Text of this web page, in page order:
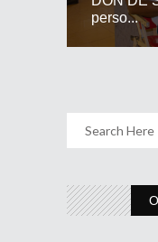
perso...